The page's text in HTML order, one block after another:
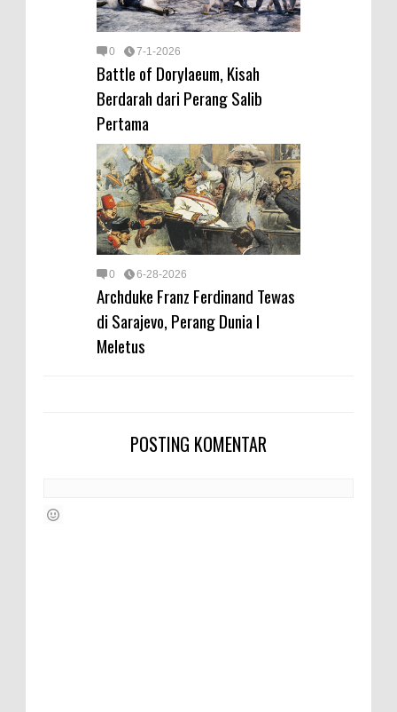
0 7-1-2026
Battle of Dorylaeum, Kisah
Berdarah dari Perang Salib
Pertama
0 6-28-2026
Archduke Franz Ferdinand Tewas
di Sarajevo, Perang Dunia I
Meletus
POSTING KOMENTAR